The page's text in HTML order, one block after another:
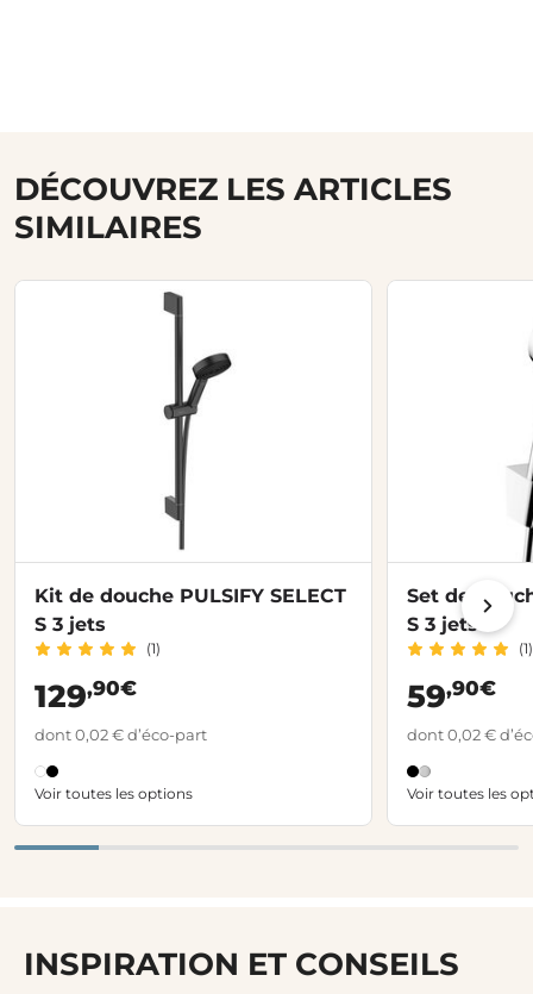
DÉCOUVREZ LES ARTICLES
SIMILAIRES
Kit de douche PULSIFY SELECT
S 3 jets
(1)
129,90€
dont 0,02 € d’éco-part
Voir toutes les options
Set de
S 3 jets
(1)
59,90€
dont 0,02 €
Voir toutes les
INSPIRATION ET CONSEILS